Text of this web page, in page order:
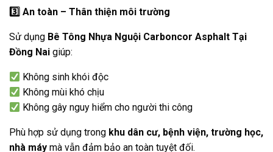
3️ An toàn – Thân thiện môi trường
Sử dụng Bê Tông Nhựa Nguội Carboncor Asphalt Tại
Đồng Nai giúp:
Không sinh khói độc
Không mùi khó chịu
Không gây nguy hiểm cho người thi công
Phù hợp sử dụng trong khu dân cư, bệnh viện, trường học,
nhà máy mà vẫn đảm bảo an toàn tuyệt đối.